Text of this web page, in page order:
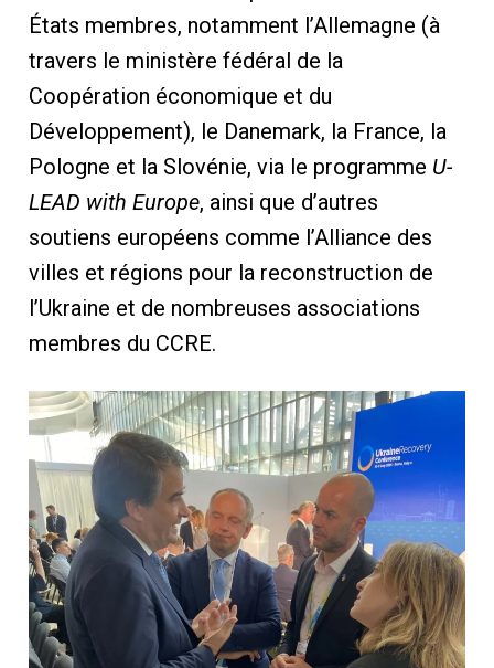
États membres, notamment l’Allemagne (à
travers le ministère fédéral de la
Coopération économique et du
Développement), le Danemark, la France, la
Pologne et la Slovénie, via le programme U-
LEAD with Europe, ainsi que d’autres
soutiens européens comme l’Alliance des
villes et régions pour la reconstruction de
l’Ukraine et de nombreuses associations
membres du CCRE.